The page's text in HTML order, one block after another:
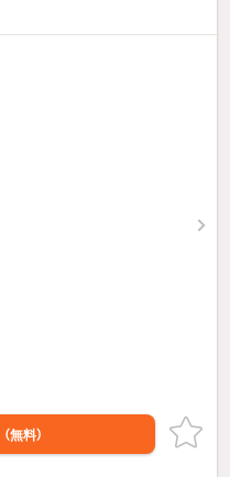
（無料）